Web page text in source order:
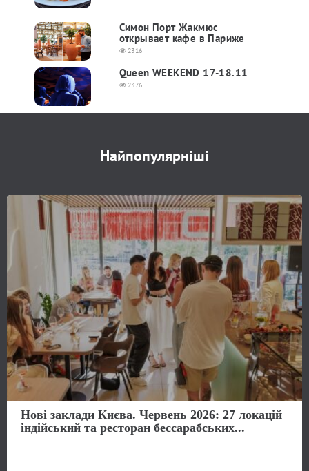
Симон Порт Жакмюс
открывает кафе в Париже
2316
Queen WEEKEND 17-18.11
2376
Найпопулярніші
Нові заклади Києва. Червень 2026: 27 локацій
індійський та ресторан бессарабських...